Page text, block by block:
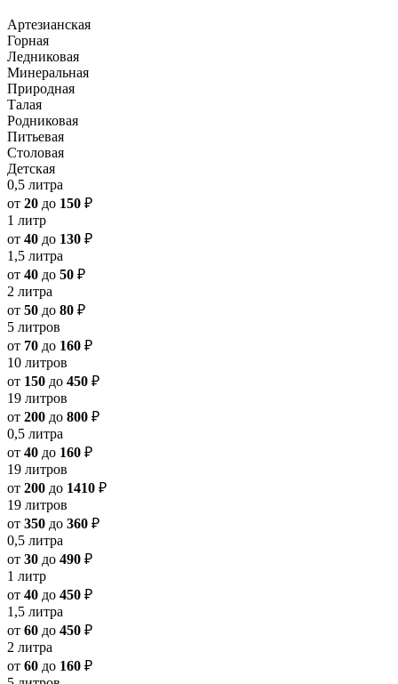
Артезианская
Горная
Ледниковая
Минеральная
Природная
Талая
Родниковая
Питьевая
Столовая
Детская
0,5 литра
от 20 до 150 ₽
1 литр
от 40 до 130 ₽
1,5 литра
от 40 до 50 ₽
2 литра
от 50 до 80 ₽
5 литров
от 70 до 160 ₽
10 литров
от 150 до 450 ₽
19 литров
от 200 до 800 ₽
0,5 литра
от 40 до 160 ₽
19 литров
от 200 до 1410 ₽
19 литров
от 350 до 360 ₽
0,5 литра
от 30 до 490 ₽
1 литр
от 40 до 450 ₽
1,5 литра
от 60 до 450 ₽
2 литра
от 60 до 160 ₽